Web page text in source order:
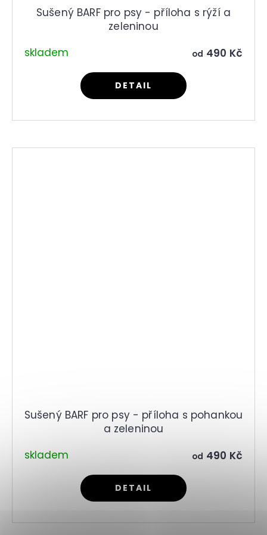
Sušený BARF pro psy - příloha s rýží a
zeleninou
skladem
od 490 Kč
DETAIL
Sušený BARF pro psy - příloha s pohankou
a zeleninou
skladem
od 490 Kč
DETAIL